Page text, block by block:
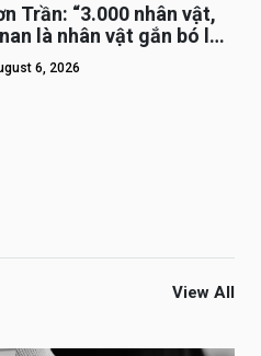
Trần: “3.000 nhân vật,
là nhân vật gắn bó lâu
6, 2026
View All